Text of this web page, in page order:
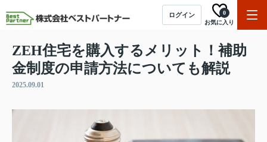
ログイン
お気に入り
0
ZEH住宅を購入するメリット！補助
金制度の申請方法についても解説
2025.09.01